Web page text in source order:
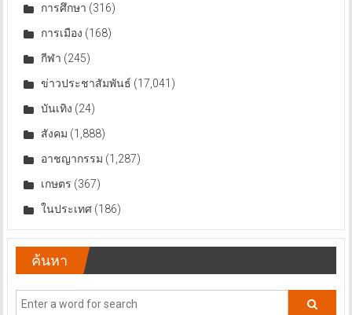
การศึกษา (316)
การเมือง (168)
กีฬา (245)
ข่าวประชาสัมพันธ์ (17,041)
บันเทิง (24)
สังคม (1,888)
อาชญากรรม (1,287)
เกษตร (367)
ในประเทศ(186)
ค้นหา